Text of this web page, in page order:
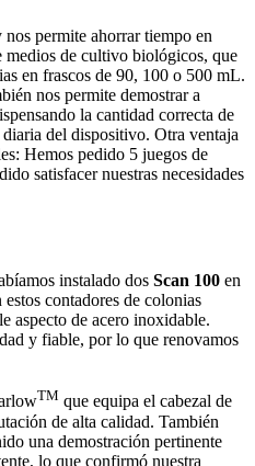
nos permite ahorrar tiempo en
medios de cultivo biológicos, que
en frascos de 90, 100 o 500 mL.
nos permite demostrar a
la cantidad correcta de
del dispositivo. Otra ventaja
Hemos pedido 5 juegos de
satisfacer nuestras necesidades
instalado dos Scan 100 en
contadores de colonias
aspecto de acero inoxidable.
y fiable, por lo que renovamos
TM que equipa el cabezal de
de alta calidad. También
una demostración pertinente
lo que confirmó nuestra